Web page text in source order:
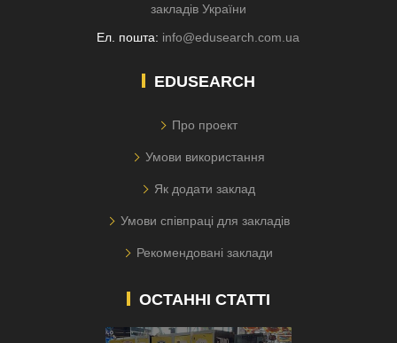
закладів України
Ел. пошта: info@edusearch.com.ua
EDUSEARCH
Про проект
Умови використання
Як додати заклад
Умови співпраці для закладів
Рекомендовані заклади
ОСТАННІ СТАТТІ